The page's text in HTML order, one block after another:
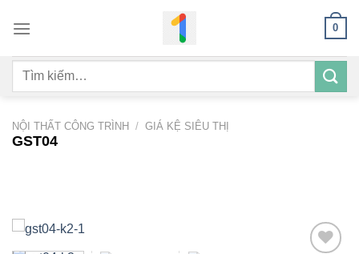
qua
dung
0
Tìm
NỘI THẤT CÔNG TRÌNH / GIÁ KỆ SIÊU THỊ
GST04